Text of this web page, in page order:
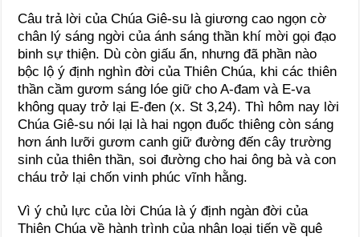
Câu trả lời của Chúa Giê-su là giương cao ngọn cờ
chân lý sáng ngời của ánh sáng thần khí mời gọi đạo
binh sự thiện. Dù còn giấu ẩn, nhưng đã phần nào
bộc lộ ý định nghìn đời của Thiên Chúa, khi các thiên
thần cầm gươm sáng lóe giữ cho A-đam và E-va
không quay trở lại E-đen (x. St 3,24). Thì hôm nay lời
Chúa Giê-su nói lại là hai ngọn đuốc thiêng còn sáng
hơn ánh lưỡi gươm canh giữ đường đến cây trường
sinh của thiên thần, soi đường cho hai ông bà và con
cháu trở lại chốn vinh phúc vĩnh hằng.
Vì ý chủ lực của lời Chúa là ý định ngàn đời của
Thiên Chúa về hành trình của nhân loại tiến về quê